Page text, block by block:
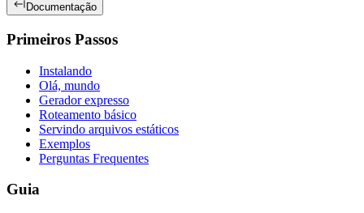
Documentação
Primeiros Passos
Instalando
Olá, mundo
Gerador expresso
Roteamento básico
Servindo arquivos estáticos
Exemplos
Perguntas Frequentes
Guia